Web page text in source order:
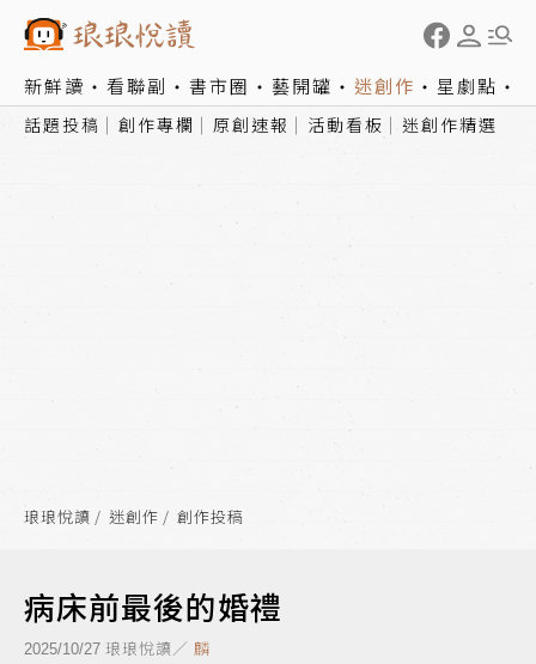
新鮮讀 看聯副 書市圈 藝開罐 迷創作 星劇點
話題投稿 創作專欄 原創速報 活動看板 迷創作精選
琅琅悅讀 迷創作 創作投稿
病床前最後的婚禮
2025/10/27 琅琅悅讀／ 麟